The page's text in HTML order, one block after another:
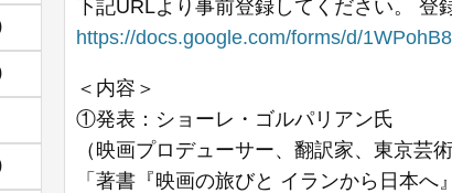
下記URLより事前登録してください。 登
https://docs.google.com/forms/d/
＜内容＞
①発表：ショーレ・ゴルパリアン氏
（映画プロデューサー、翻訳家、東京芸
「著書『映画の旅びと イランから日本へ